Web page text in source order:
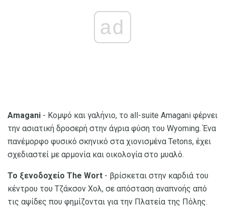
ad
Amagani - Κομψό και γαλήνιο, το all-suite Amagani φέρνει
την ασιατική δροσερή στην άγρια ​​φύση του Wyoming. Ένα
πανέμορφο φυσικό σκηνικό στα χιονισμένα Tetons, έχει
σχεδιαστεί με αρμονία και οικολογία στο μυαλό.
Το ξενοδοχείο The Wort - βρίσκεται στην καρδιά του
κέντρου του Τζάκσον Χολ, σε απόσταση αναπνοής από
τις αψίδες που φημίζονται για την Πλατεία της Πόλης.